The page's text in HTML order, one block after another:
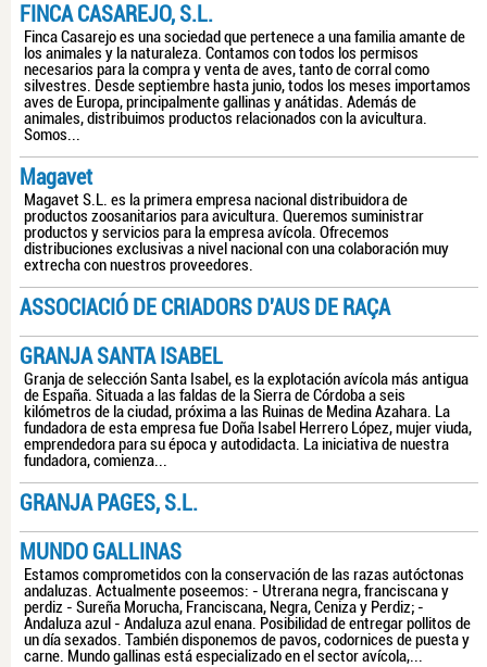
FINCA CASAREJO, S.L.
Finca Casarejo es una sociedad que pertenece a una familia amante de
los animales y la naturaleza. Contamos con todos los permisos
necesarios para la compra y venta de aves, tanto de corral como
silvestres. Desde septiembre hasta junio, todos los meses importamos
aves de Europa, principalmente gallinas y anátidas. Además de
animales, distribuimos productos relacionados con la avicultura.
Somos...
Magavet
Magavet S.L. es la primera empresa nacional distribuidora de
productos zoosanitarios para avicultura. Queremos suministrar
productos y servicios para la empresa avícola. Ofrecemos
distribuciones exclusivas a nivel nacional con una colaboración muy
extrecha con nuestros proveedores.
ASSOCIACIÓ DE CRIADORS D'AUS DE RAÇA
GRANJA SANTA ISABEL
Granja de selección Santa Isabel, es la explotación avícola más antigua
de España. Situada a las faldas de la Sierra de Córdoba a seis
kilómetros de la ciudad, próxima a las Ruinas de Medina Azahara. La
fundadora de esta empresa fue Doña Isabel Herrero López, mujer viuda,
emprendedora para su época y autodidacta. La iniciativa de nuestra
fundadora, comienza...
GRANJA PAGES, S.L.
MUNDO GALLINAS
Estamos comprometidos con la conservación de las razas autóctonas
andaluzas. Actualmente poseemos: - Utrerana negra, franciscana y
perdiz - Sureña Morucha, Franciscana, Negra, Ceniza y Perdiz; -
Andaluza azul - Andaluza azul enana. Posibilidad de entregar pollitos de
un día sexados. También disponemos de pavos, codornices de puesta y
carne. Mundo gallinas está especializado en el sector avícola,...